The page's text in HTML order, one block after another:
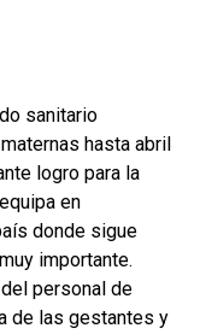
sanitario
hasta abril
logro para la
en
donde sigue
importante.
personal de
de las gestantes y